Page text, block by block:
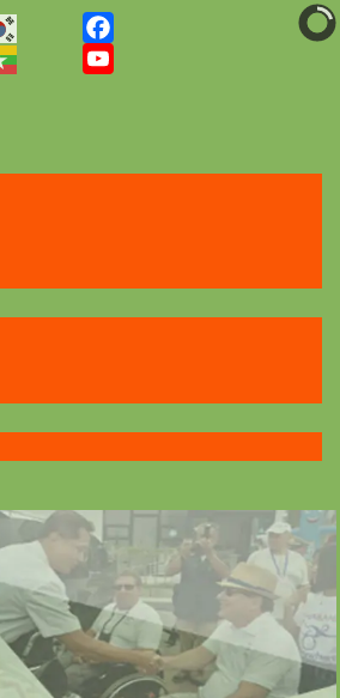
Facebook